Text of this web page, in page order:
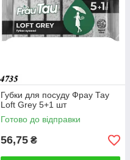
Губки для посуду Фрау Тау
Loft Grey 5+1 шт
Готово до відправки
56,75 ₴